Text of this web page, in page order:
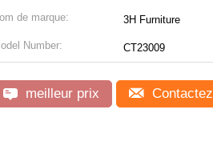
de marque: 3H Furniture
Number: CT23009
meilleur prix Contactez